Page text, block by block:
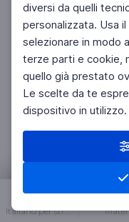
diversi da quelli
personalizzata. Usa
selezionare in modo
terze parti e cookie,
quello già prestato
Le scelte da te
dispositivo in utilizzo.
Italiano per stranieri
ITALIANO PER
Mediazione
Le parole del
DOCENTI